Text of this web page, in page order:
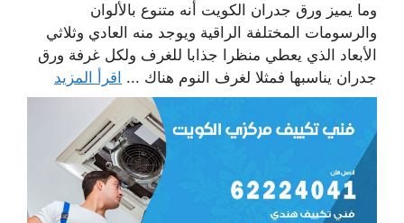
وما يميز ورق جدران الكويت أنه متنوع بالألوان
والرسومات المختلفة الراقية ويوجد منه العادي وثلاثي
الأبعاد الذي يعطي منظرا جذابا للغرف ولكل غرفة ورق
جدران يناسبها فمثلا لغرف النوم هناك ... اقرأ المزيد